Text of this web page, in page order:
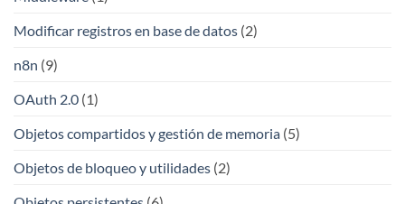
Modificar registros en base de datos (2)
n8n (9)
OAuth 2.0 (1)
Objetos compartidos y gestión de memoria (5)
Objetos de bloqueo y utilidades (2)